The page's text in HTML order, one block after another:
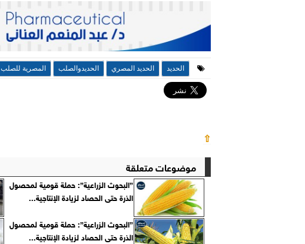
الحديد الحديد المصري الحديدوالصلب المصرية للصلب
⇧
موضوعات متعلقة
”البحوث الزراعية”: حملة قومية لمحصول
الذرة حتى الحصاد لزيادة الإنتاجية...
”البحوث الزراعية”: حملة قومية لمحصول
الذرة حتى الحصاد لزيادة الإنتاجية...